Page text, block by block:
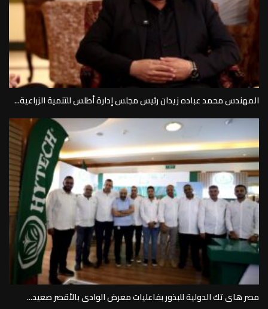
المهندس محمد عباده زيدان رئيس مجلس إدارة أطلس للتنمية الزراعية...
مصر هاى تك الدولية للبذور بفاعليات معرض الوادى بالأقصر صعيد...